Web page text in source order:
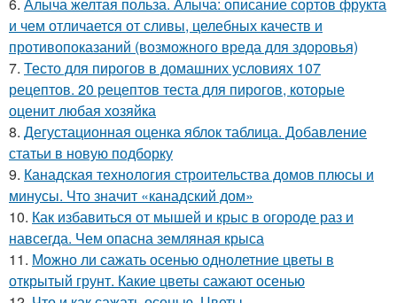
и чем отличается от сливы, целебных качеств и
противопоказаний (возможного вреда для здоровья)
7. Тесто для пирогов в домашних условиях 107
рецептов. 20 рецептов теста для пирогов, которые
оценит любая хозяйка
8. Дегустационная оценка яблок таблица. Добавление
статьи в новую подборку
9. Канадская технология строительства домов плюсы и
минусы. Что значит «канадский дом»
10. Как избавиться от мышей и крыс в огороде раз и
навсегда. Чем опасна земляная крыса
11. Можно ли сажать осенью однолетние цветы в
открытый грунт. Какие цветы сажают осенью